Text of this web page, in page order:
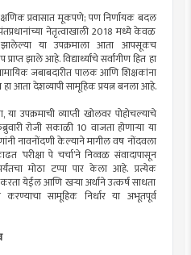
शैक्षणिक प्रवासात मूकपणे; पण निर्णायक बदल
नेतृत्वाखाली 2018 मध्ये केवळ
झालेल्या या उपक्रमाला आता आपसूकच
झाले आहे. विद्यार्थ्यांचे सर्वांगीण हित हा
जबाबदारीत पालक आणि शिक्षकांना
हा आता देशव्यापी सामूहिक प्रयत्न बनला आहे.
या उपक्रमाची व्याप्ती खोलवर पोहोचल्याचे
रोजी सकाळी 10 वाजता होणाऱ्या या
नावनोंदणी केल्याने मागील वष नोंदवला
‌‘परीक्षा पे चर्चा‌’ने निव्वळ संवादापासून
मोठा टप्पा पार केला आहे. प्रत्येक
येईल आणि खऱ्या अर्थाने उत्कर्ष साधता
सामूहिक निर्धार या अभूतपूर्व